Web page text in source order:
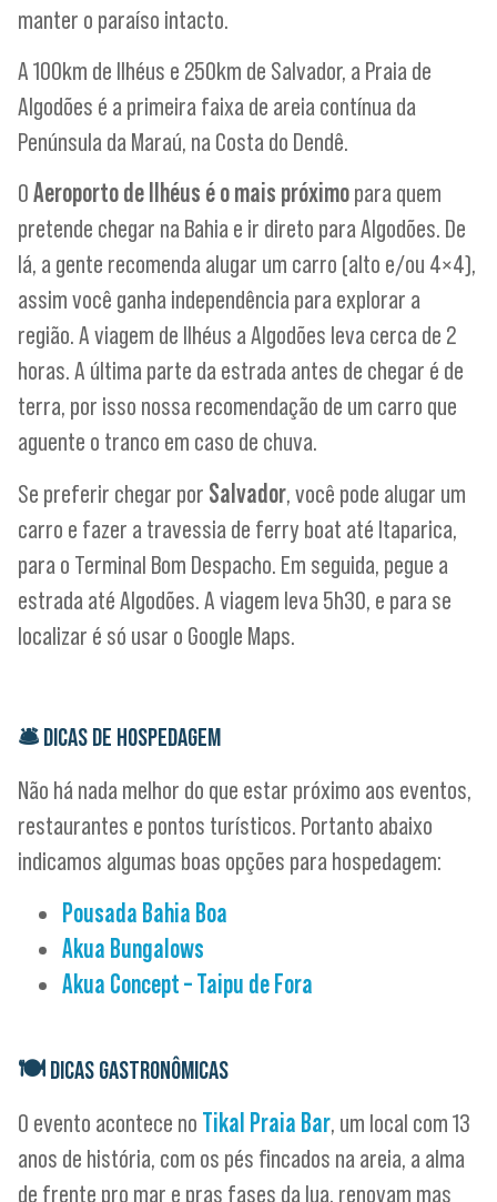
manter o paraíso intacto.
A 100km de Ilhéus e 250km de Salvador, a Praia de
Algodões é a primeira faixa de areia contínua da
Penúnsula da Maraú, na Costa do Dendê.
OAeroporto de Ilhéus é o mais próximopara quem
pretende chegar na Bahia e ir direto para Algodões. De
lá, a gente recomenda alugar um carro (alto e/ou 4×4),
assim você ganha independência para explorar a
região. A viagem de Ilhéus a Algodões leva cerca de 2
horas. A última parte da estrada antes de chegar é de
terra, por isso nossa recomendação de um carro que
aguente o tranco em caso de chuva.
Se preferir chegar por Salvador, você pode alugar um
carro e fazer a travessia de ferry boat até Itaparica,
para o Terminal Bom Despacho. Em seguida, pegue a
estrada até Algodões. A viagem leva 5h30, e para se
localizar é só usar o Google Maps.
🛎DICAS DE HOSPEDAGEM
Não há nada melhor do que estar próximo aos eventos,
restaurantes e pontos turísticos. Portanto abaixo
indicamos algumas boas opções para hospedagem:
Pousada Bahia Boa
Akua Bungalows
Akua Concept – Taipu de Fora
🍽DICAS GASTRONÔMICAS
O evento acontece no Tikal Praia Bar, um local com 13
anos de história, com os pés fincados na areia, a alma
de frente pro mar e pras fases da lua, renovam mas